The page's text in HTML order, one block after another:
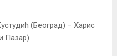
(Београд) – Харис
Пазар)